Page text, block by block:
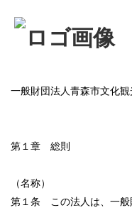
一般財団法人青森市文化
第１章 総則
（名称）
第１条 この法人は、一般